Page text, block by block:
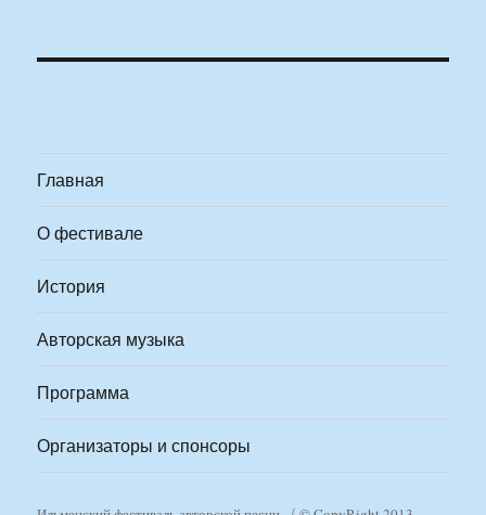
Главная
О фестивале
История
Авторская музыка
Программа
Организаторы и спонсоры